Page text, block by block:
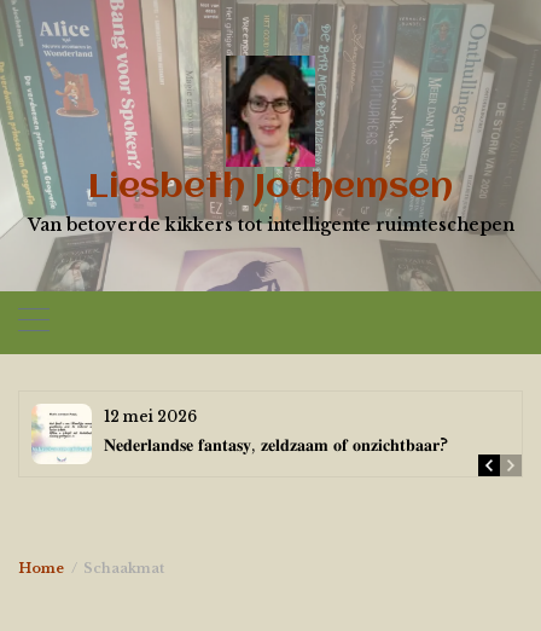
Skip
to
content
Liesbeth Jochemsen
Van betoverde kikkers tot intelligente ruimteschepen
12 mei 2026
𝐍𝐞𝐝𝐞𝐫𝐥𝐚𝐧𝐝𝐬𝐞 𝐟𝐚𝐧𝐭𝐚𝐬𝐲, 𝐳𝐞𝐥𝐝𝐳𝐚𝐚𝐦 𝐨𝐟 𝐨𝐧𝐳𝐢𝐜𝐡𝐭𝐛𝐚𝐚𝐫?
Home Schaakmat